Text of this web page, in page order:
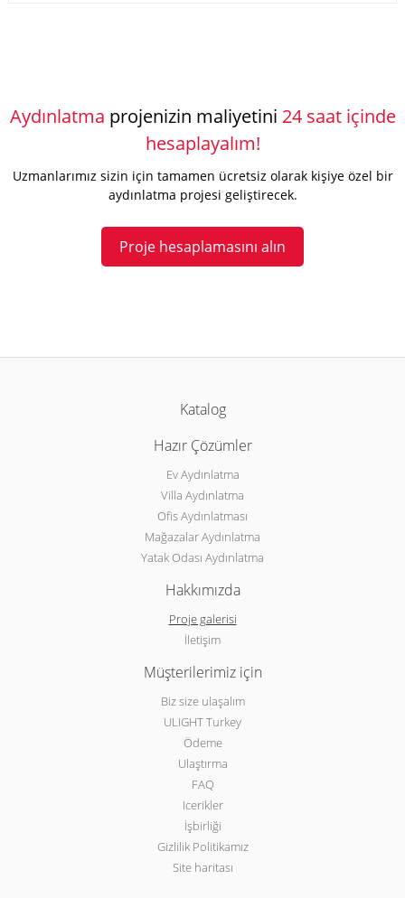
Aydınlatma projenizin maliyetini 24 saat içinde
hesaplayalım!
Uzmanlarımız sizin için tamamen ücretsiz olarak kişiye özel bir
aydınlatma projesi geliştirecek.
Proje hesaplamasını alın
Katalog
Hazır Çözümler
Ev Aydınlatma
Villa Aydınlatma
Ofis Aydınlatması
Mağazalar Aydınlatma
Yatak Odası Aydınlatma
Hakkımızda
Proje galerisi
İletişim
Müşterilerimiz için
Biz size ulaşalım
ULIGHT Turkey
Ödeme
Ulaştırma
FAQ
Icerikler
İşbirliği
Gizlilik Politikamız
Site haritası